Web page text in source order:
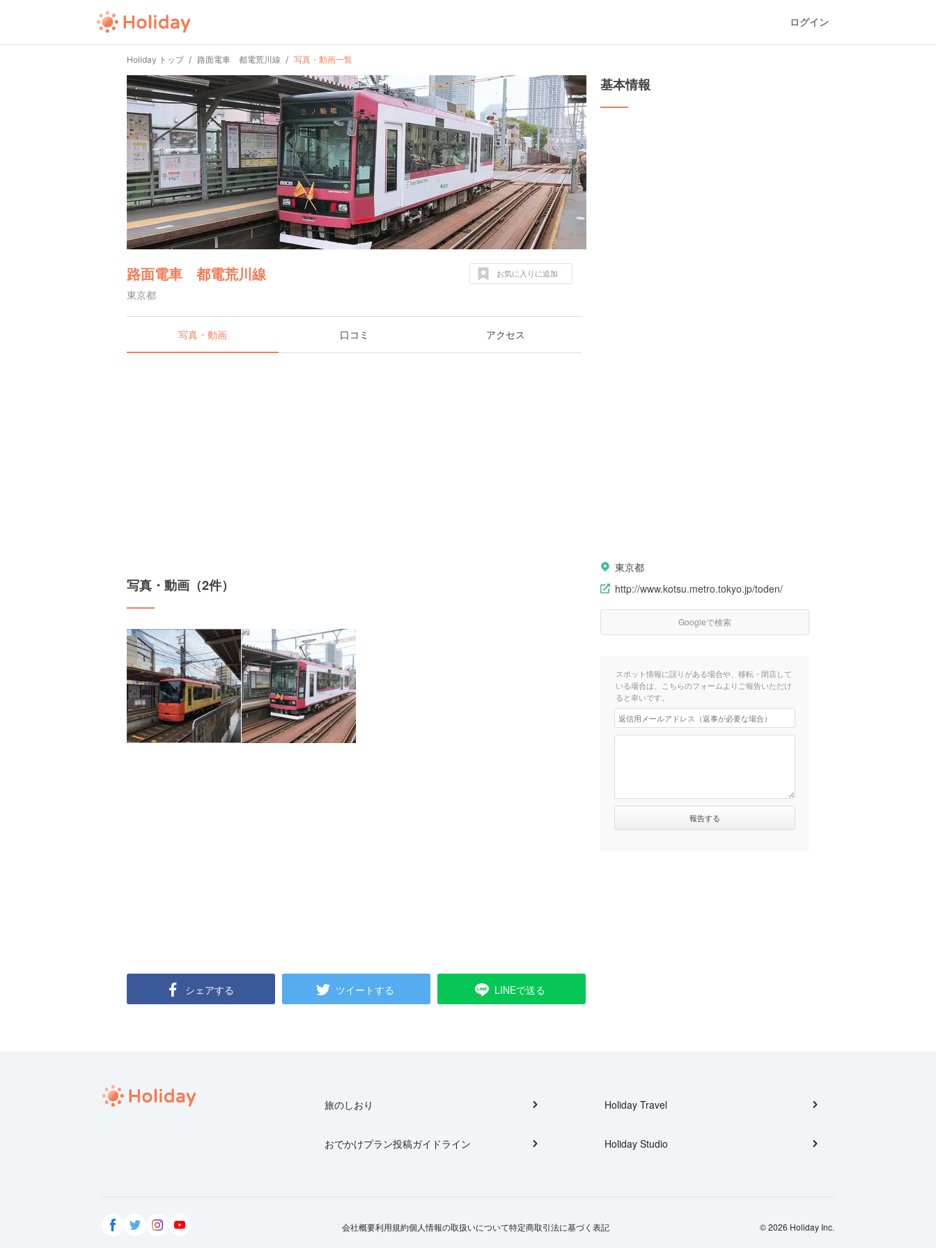
ログイン
Holiday トップ 路面電車 都電荒川線 写真・動画一覧
路面電車 都電荒川線
東京都
お気に入りに追加
写真・動画 口コミ アクセス
写真・動画（2件）
シェアする ツイートする LINEで送る
基本情報
東京都
http://www.kotsu.metro.tokyo.jp/toden/
Googleで検索
スポット情報に誤りがある場合や、移転・閉店して
いる場合は、こちらのフォームよりご報告いただけ
ると幸いです。
旅のしおり
おでかけプラン投稿ガイドライン
Holiday Travel
Holiday Studio
会社概要利用規約個人情報の取扱いについて特定商取引法に基づく表記 © 2026 Holiday Inc.